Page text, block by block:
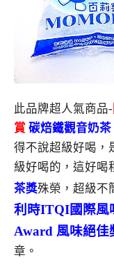
此品牌超人氣商品-
賞 碳焙鐵觀音奶茶
得不說超級好喝，
級好喝的，這好喝
茶獎殊榮，超級不
利時ITQI國際風
Award 風味絕佳
章。